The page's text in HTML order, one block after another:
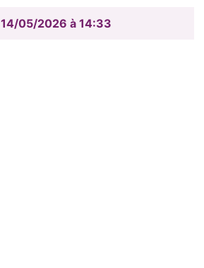
14/05/2026 à 14:33